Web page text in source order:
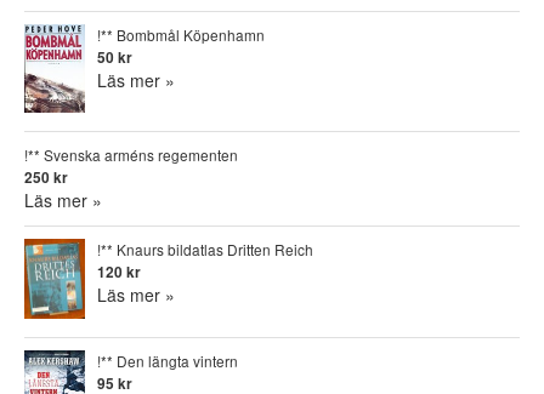
!** Bombmål Köpenhamn
50 kr
Läs mer »
!** Svenska arméns regementen
250 kr
Läs mer »
!** Knaurs bildatlas Dritten Reich
120 kr
Läs mer »
!** Den längta vintern
95 kr